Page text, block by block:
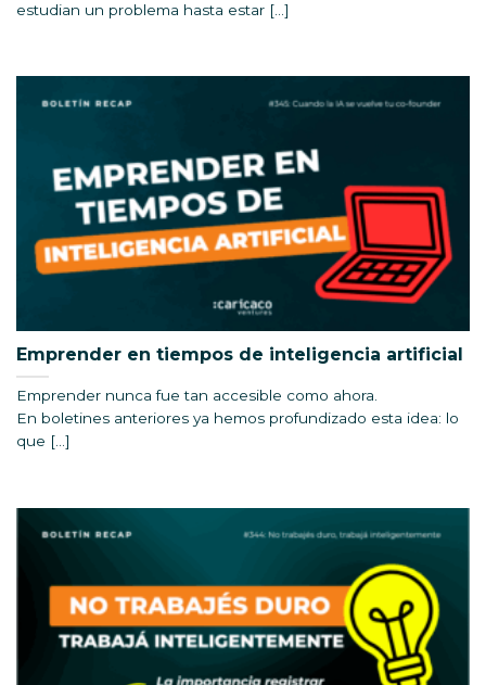
estudian un problema hasta estar [...]
Emprender en tiempos de inteligencia artificial
Emprender nunca fue tan accesible como ahora.
En boletines anteriores ya hemos profundizado esta idea: lo
que [...]